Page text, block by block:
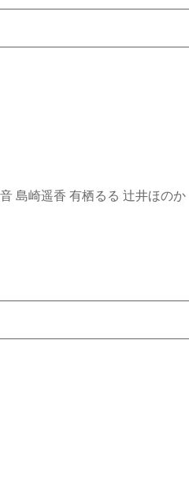
島崎遥香 有栖るる 辻井ほのか